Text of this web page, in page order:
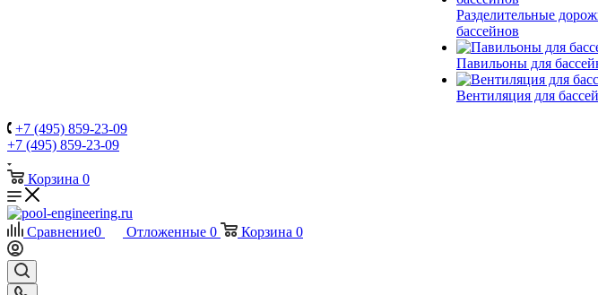
Разделительные
бассейнов
Павильоны для
Вентиляция для
+7 (495) 859-23-09
+7 (495) 859-23-09
Корзина 0
Сравнение0 Отложенные 0 Корзина 0